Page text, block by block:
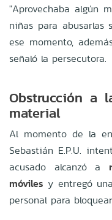
"Aprovechaba algún
niñas para abusarlas
ese momento,
señaló la persecutora.
Obstrucción a
material
Al momento de la
Sebastián E.P.U.
acusado alcanzó a
móviles y entregó
personal para